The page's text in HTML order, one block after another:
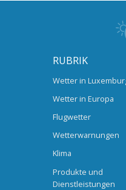
RUBRIK
Wetter in
Wetter in Europa
Flugwetter
Wetterwarnungen
Klima
Produkte und
Dienstleistungen